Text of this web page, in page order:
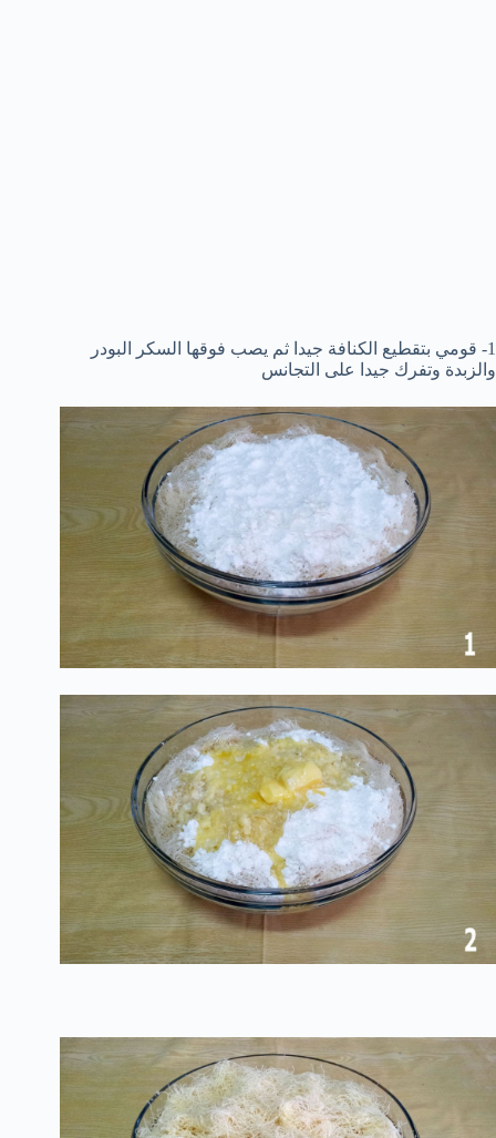
1- قومي بتقطيع الكنافة جيدا ثم يصب فوقها السكر البودر
والزبدة وتفرك جيدا على التجانس